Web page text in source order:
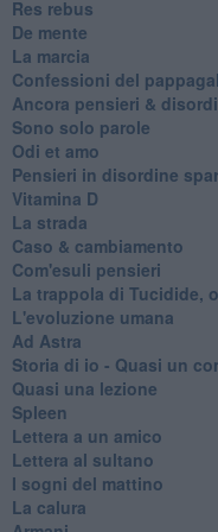
Res rebus
De mente
La marcia
Confessioni del
Ancora pensieri &
Sono solo parole
Odi et amo
Pensieri in disordine
Vitamina D
La strada
Caso & cambiamento
Com'esuli pensieri
La trappola di Tucidide,
L'evoluzione umana
Ad Astra
Storia di io - Quasi un
Quasi una lezione
Spleen
Lettera a un amico
Lettera al sultano
I sogni del mattino
La calura